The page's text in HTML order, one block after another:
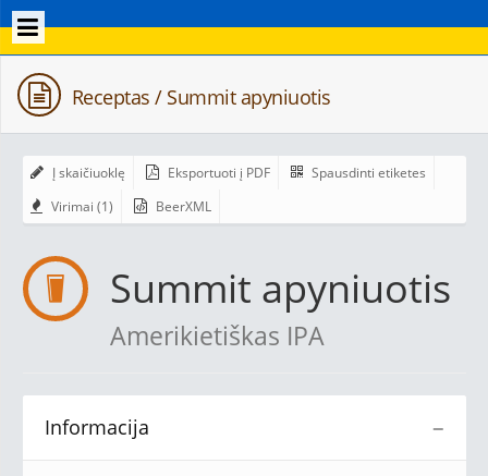
Receptas / Summit apyniuotis
Į skaičiuoklę Eksportuoti į PDF
Spausdinti etiketes
Virimai (1)
BeerXML
Summit apyniuotis
Amerikietiškas IPA
−
Informacija